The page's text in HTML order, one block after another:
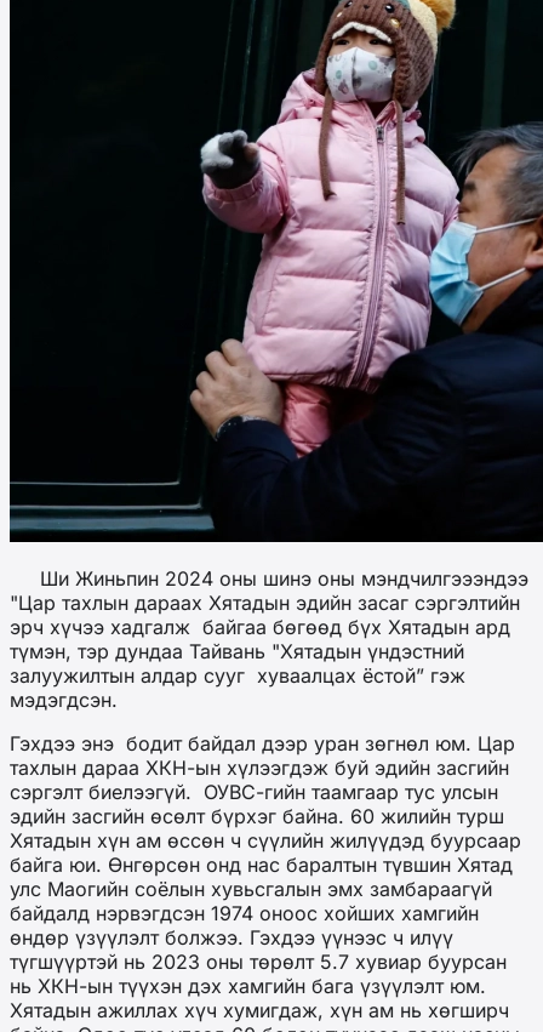
Ши Жиньпин 2024 оны шинэ оны мэндчилгэээндээ
"Цар тахлын дараах Хятадын эдийн засаг сэргэлтийн
эрч хүчээ хадгалж байгаа бөгөөд бүх Хятадын ард
түмэн, тэр дундаа Тайвань "Хятадын үндэстний
залуужилтын алдар сууг хуваалцах ёстой” гэж
мэдэгдсэн.
Гэхдээ энэ бодит байдал дээр уран зөгнөл юм. Цар
тахлын дараа ХКН-ын хүлээгдэж буй эдийн засгийн
сэргэлт биелээгүй. ОУВС-гийн таамгаар тус улсын
эдийн засгийн өсөлт бүрхэг байна. 60 жилийн турш
Хятадын хүн ам өссөн ч сүүлийн жилүүдэд буурсаар
байга юи. Өнгөрсөн онд нас баралтын түвшин Хятад
улс Маогийн соёлын хувьсгалын эмх замбараагүй
байдалд нэрвэгдсэн 1974 оноос хойших хамгийн
өндөр үзүүлэлт болжээ. Гэхдээ үүнээс ч илүү
түгшүүртэй нь 2023 оны төрөлт 5.7 хувиар буурсан
нь ХКН-ын түүхэн дэх хамгийн бага үзүүлэлт юм.
Хятадын ажиллах хүч хумигдаж, хүн ам нь хөгширч